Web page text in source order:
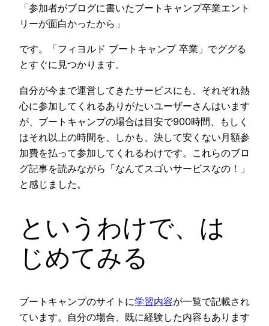
「参加者がブログに書いたブートキャンプ卒業エント
リーが面白かったから」
です。「フィヨルド ブートキャンプ 卒業」でググる
とすぐに見つかります。
自分が今まで運営してきたサービスにも、それぞれ熱
心に参加してくれるありがたいユーザーさんはいます
が、ブートキャンプの場合は目安で900時間、もしく
はそれ以上の時間を、しかも、決して安くない月額参
加費を払って参加してくれるわけです。これらのブロ
グ記事を読みながら「なんてスゴいサービスなの！」
と感じました。
というわけで、は
じめてみる
ブートキャンプのサイトに学習内容が一覧で記載され
ています。自分の場合、既に経験した内容もあります